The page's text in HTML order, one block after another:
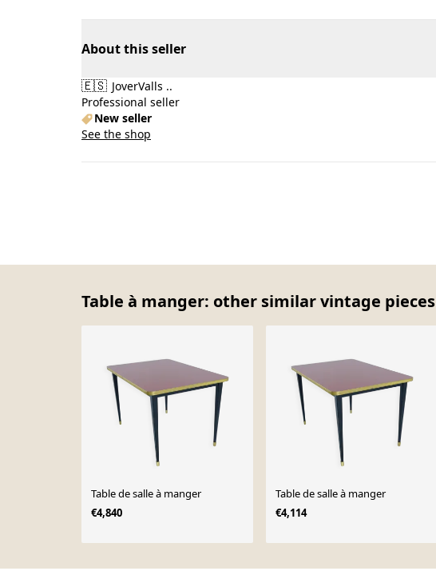
About this seller
🇪🇸 JoverValls ..
Professional seller
New seller
See the shop
Table à manger: other similar vintage pieces
Table de salle à manger
€4,840
Table de salle à manger
€4,114